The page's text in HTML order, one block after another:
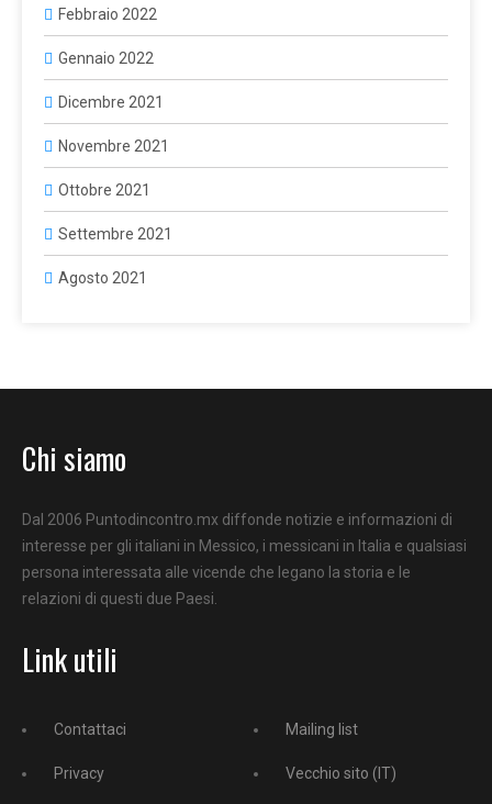
Febbraio 2022
Gennaio 2022
Dicembre 2021
Novembre 2021
Ottobre 2021
Settembre 2021
Agosto 2021
Chi siamo
Dal 2006 Puntodincontro.mx diffonde notizie e informazioni di
interesse per gli italiani in Messico, i messicani in Italia e qualsiasi
persona interessata alle vicende che legano la storia e le
relazioni di questi due Paesi.
Link utili
Contattaci
Privacy
Mailing list
Vecchio sito (IT)